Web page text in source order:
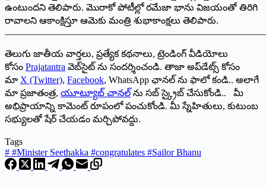
ఉంటుందని తెలిపారు. మొరాకో పోటీల్లో రమేజా భాను విజయంతో తిరిగి
రావాలని ఆకాంక్షిస్తూ ఆమెకు మంత్రి శుభాకాంక్షలు తెలిపారు.
తెలుగు జాతీయ వార్తలు, ప్రత్యేక కథనాలు, ట్రెండింగ్ వీడియోలు
కోసం Prajatantra వెబ్‌సైట్ ను సందర్శించండి. తాజా అప్‌డేట్స్ కోసం
మా X (Twitter), Facebook, WhatsApp ఛానల్ ను ఫాలో కండి.. అలాగే
మా ప్రజాతంత్ర, యూట్యూబ్ చానల్ ను సబ్ స్క్రైబ్ చేసుకోండి.. మీ
అభిప్రాయాన్ని కామెంట్ రూపంలో పంచుకోండి. మీ స్నేహితులు, కుటుంబ
సభ్యులతో షేర్ చేయడం మర్చిపోవద్దు.
Tags
# #Minister Seethakka #congratulates #Sailor Bhanu